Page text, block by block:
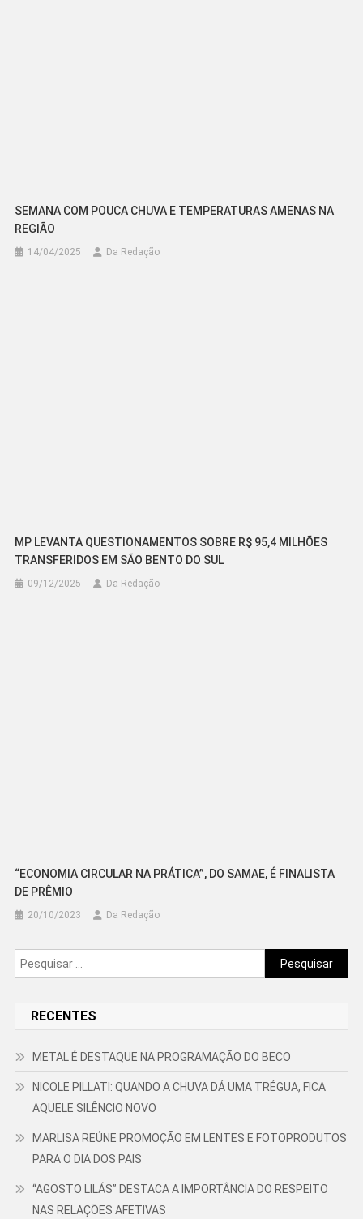
SEMANA COM POUCA CHUVA E TEMPERATURAS AMENAS NA
REGIÃO
14/04/2025 Da Redação
MP LEVANTA QUESTIONAMENTOS SOBRE R$ 95,4 MILHÕES
TRANSFERIDOS EM SÃO BENTO DO SUL
09/12/2025 Da Redação
“ECONOMIA CIRCULAR NA PRÁTICA”, DO SAMAE, É FINALISTA
DE PRÊMIO
20/10/2023 Da Redação
Pesquisar
por:
RECENTES
METAL É DESTAQUE NA PROGRAMAÇÃO DO BECO
NICOLE PILLATI: QUANDO A CHUVA DÁ UMA TRÉGUA, FICA
AQUELE SILÊNCIO NOVO
MARLISA REÚNE PROMOÇÃO EM LENTES E FOTOPRODUTOS
PARA O DIA DOS PAIS
“AGOSTO LILÁS” DESTACA A IMPORTÂNCIA DO RESPEITO
NAS RELAÇÕES AFETIVAS